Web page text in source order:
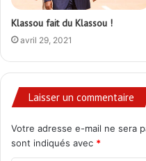
Klassou fait du Klassou !
avril 29, 2021
Laisser un commentaire
Votre adresse e-mail ne sera
sont indiqués avec *